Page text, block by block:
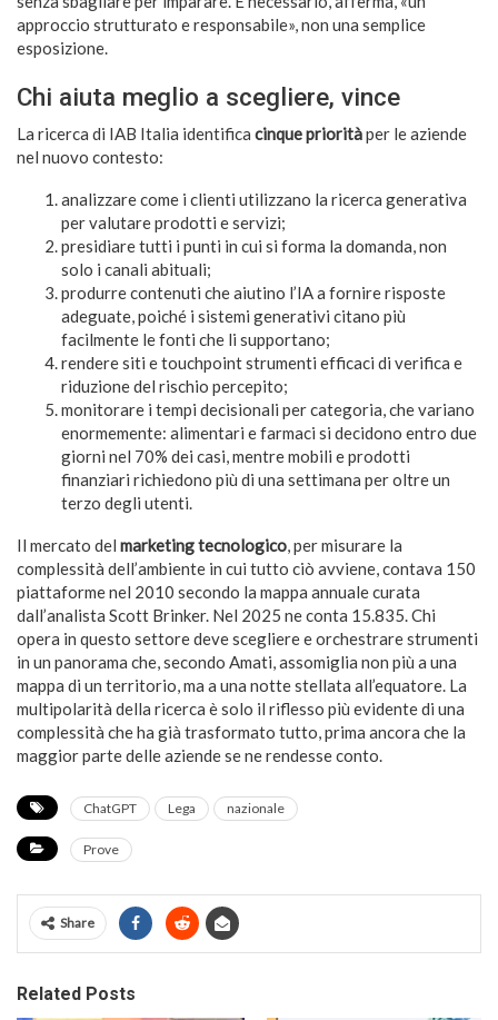
approccio strutturato e responsabile», non una semplice
esposizione.
Chi aiuta meglio a scegliere, vince
La ricerca di IAB Italia identifica cinque prioritàper le aziende
nel nuovo contesto:
analizzare come i clienti utilizzano la ricerca generativa
per valutare prodotti e servizi;
presidiare tutti i punti in cui si forma la domanda, non
solo i canali abituali;
produrre contenuti che aiutino l’IA a fornire risposte
adeguate, poiché i sistemi generativi citano più
facilmente le fonti che li supportano;
rendere siti e touchpoint strumenti efficaci di verifica e
riduzione del rischio percepito;
monitorare i tempi decisionali per categoria, che variano
enormemente: alimentari e farmaci si decidono entro due
giorni nel 70% dei casi, mentre mobili e prodotti
finanziari richiedono più di una settimana per oltre un
terzo degli utenti.
Il mercato del marketing tecnologico , per misurare la
complessità dell’ambiente in cui tutto ciò avviene, contava 150
piattaforme nel 2010 secondo la mappa annuale curata
dall’analista Scott Brinker. Nel 2025 ne conta 15.835. Chi
opera in questo settore deve scegliere e orchestrare strumenti
in un panorama che, secondo Amati, assomiglia non più a una
mappa di un territorio, ma a una notte stellata all’equatore. La
multipolarità della ricerca è solo il riflesso più evidente di una
complessità che ha già trasformato tutto, prima ancora che la
maggior parte delle aziende se ne rendesse conto.
ChatGPT Lega nazionale
Prove
Share
Related Posts